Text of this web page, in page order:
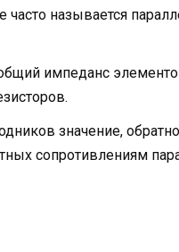
называется
импеданс
значение,
сопротивлениям